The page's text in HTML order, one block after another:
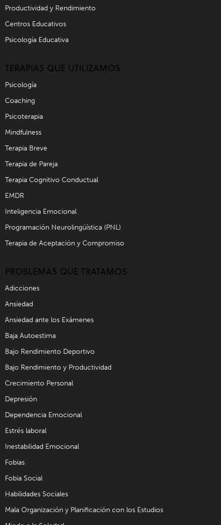
Productividad y Rendimiento
Centros Educativos
Psicología Educativa
TERAPIAS QUE UTILIZAMOS
Psicología
Coaching
Psicoterapia
Mindfulness
Terapia Breve
Terapia de Pareja
Terapia Cognitivo Conductual
EMDR
Inteligencia Emocional
Programación Neurolingüística (PNL)
Terapia de Aceptación y Compromiso
PROBLEMAS QUE TRATAMOS
Adicciones
Ansiedad
Ansiedad ante los Exámenes
Baja Autoestima
Bajo Rendimiento Deportivo
Bajo Rendimiento y Productividad
Crecimiento Personal
Depresión
Dependencia Emocional
Estrés laboral
Inestabilidad Emocional
Fobias
Fobia Social
Habilidades Sociales
Mala Organización y Planificación con los Estudios